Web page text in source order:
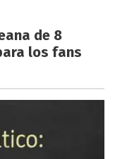
de 8
los fans